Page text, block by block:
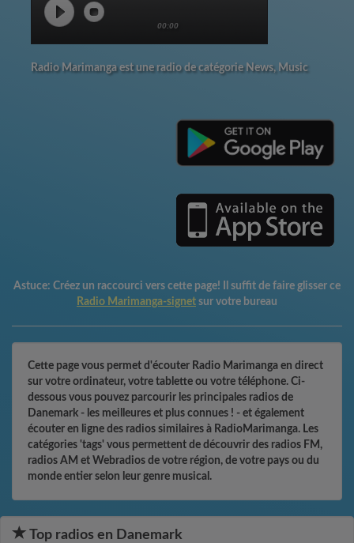
00:00
Radio Marimanga est une radio de catégorie News, Music
Astuce: Créez un raccourci vers cette page! Il suffit de faire glisser ce
Radio Marimanga-signet sur votre bureau
Cette page vous permet d'écouter Radio Marimanga en direct
sur votre ordinateur, votre tablette ou votre téléphone. Ci-
dessous vous pouvez parcourir les principales radios de
Danemark - les meilleures et plus connues ! - et également
écouter en ligne des radios similaires à RadioMarimanga. Les
catégories 'tags' vous permettent de découvrir des radios FM,
radios AM et Webradios de votre région, de votre pays ou du
monde entier selon leur genre musical.
Top radios en Danemark